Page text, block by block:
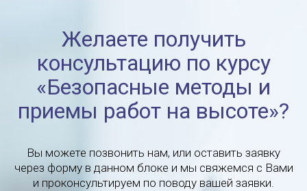
Желаете получить
консультацию по курсу
«Безопасные методы и
приемы работ на высоте»?
Вы можете позвонить нам, или оставить заявку
через форму в данном блоке и мы свяжемся с Вами
и проконсультируем по поводу вашей заявки.